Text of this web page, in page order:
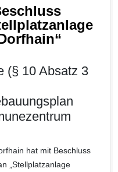
(§ 10 Absatz 3
hat mit Beschluss
„Stellplatzanlage